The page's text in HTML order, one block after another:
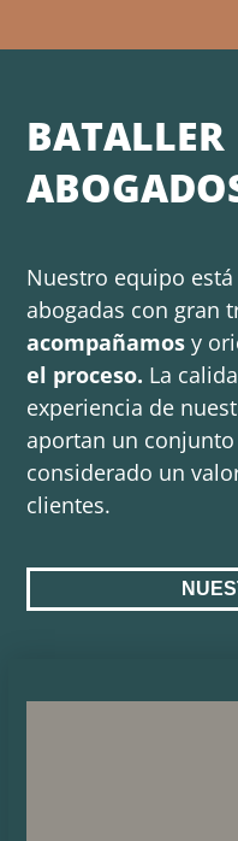
BATALLER
Nuestro equipo
abogadas con gran
acompañamos y
el proceso. La
experiencia de
aportan un
considerado un
clientes.